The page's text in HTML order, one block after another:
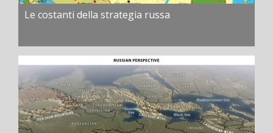
Le costanti della strategia russa